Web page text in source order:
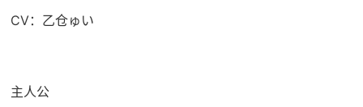
CV：乙仓ゅい
主人公